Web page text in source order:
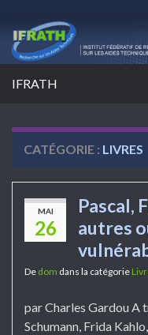
IFRATH
CATÉGORIE : LIVRES
MAI
26
Pascal,
autres
De dom dans la catégorie
par Charles Gardou A
Schumann, Frida